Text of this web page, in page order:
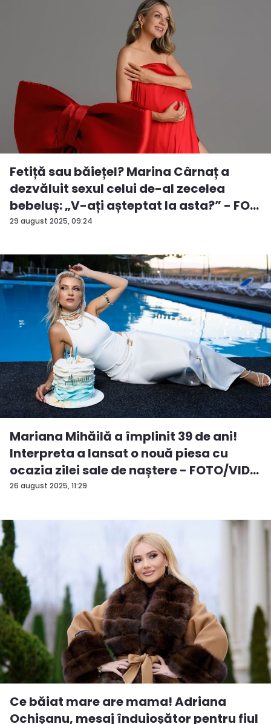
29 august 2025, 09:24
Fetiță sau băiețel? Marina Cârnaț a
dezvăluit sexul celui de-al zecelea
bebeluș: „V-ați așteptat la asta?” - FO...
26 august 2025, 11:29
Mariana Mihăilă a împlinit 39 de ani!
Interpreta a lansat o nouă piesa cu
ocazia zilei sale de naștere - FOTO/VID...
Ce băiat mare are mama! Adriana
Ochișanu, mesaj înduioșător pentru fiul